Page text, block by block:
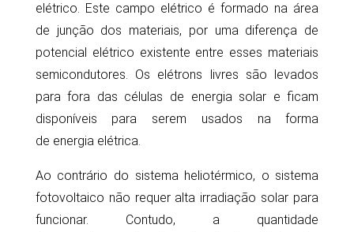
elétrico. Este campo elétrico é formado na área
de junção dos materiais, por uma diferença de
potencial elétrico existente entre esses materiais
semicondutores. Os elétrons livres são levados
para fora das células de energia solar e ficam
disponíveis para serem usados na forma
de energia elétrica.
Ao contrário do sistema heliotérmico, o sistema
fotovoltaico não requer alta irradiação solar para
funcionar. Contudo, a quantidade